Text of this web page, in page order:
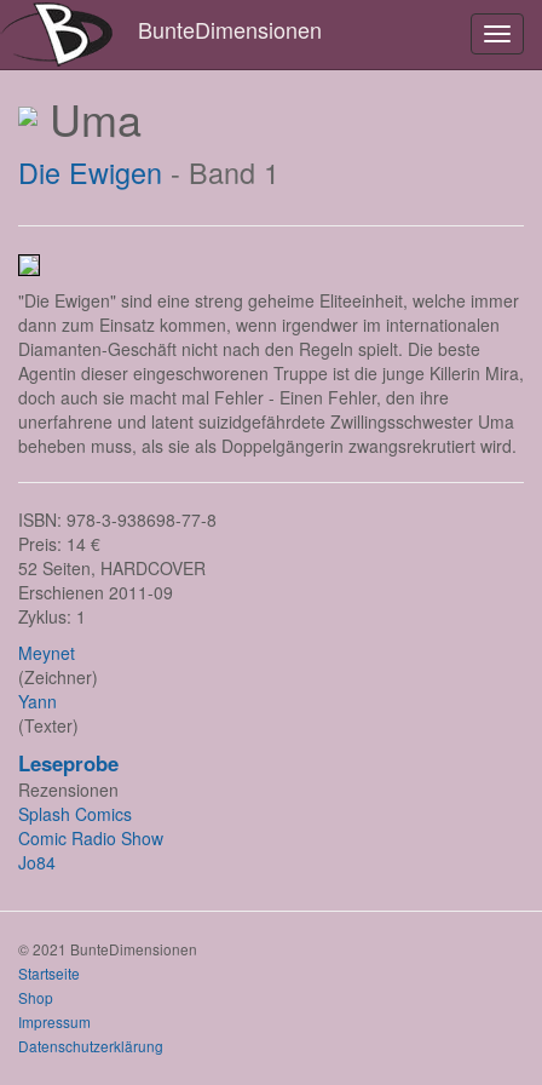
BunteDimensionen
Uma
Die Ewigen - Band 1
"Die Ewigen" sind eine streng geheime Eliteeinheit, welche immer
dann zum Einsatz kommen, wenn irgendwer im internationalen
Diamanten-Geschäft nicht nach den Regeln spielt. Die beste
Agentin dieser eingeschworenen Truppe ist die junge Killerin Mira,
doch auch sie macht mal Fehler - Einen Fehler, den ihre
unerfahrene und latent suizidgefährdete Zwillingsschwester Uma
beheben muss, als sie als Doppelgängerin zwangsrekrutiert wird.
ISBN: 978-3-938698-77-8
Preis: 14 €
52 Seiten, HARDCOVER
Erschienen 2011-09
Zyklus: 1
Meynet
(Zeichner)
Yann
(Texter)
Leseprobe
Rezensionen
Splash Comics
Comic Radio Show
Jo84
© 2021 BunteDimensionen
Startseite
Shop
Impressum
Datenschutzerklärung